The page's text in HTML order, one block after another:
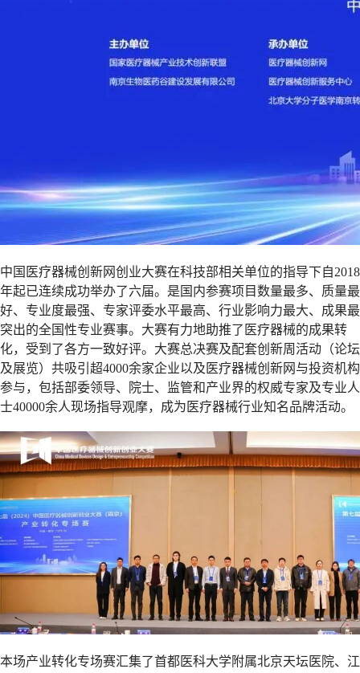
中国医疗器械创新网创业大赛在科技部相关单位的指导下自2018
年起已连续成功举办了六届。是国内参赛项目数量最多、质量最
好、专业度最强、专家评委水平最高、行业影响力最大、成果最
突出的全国性专业赛事。大赛有力地助推了医疗器械的成果转
化，受到了各方一致好评。大赛总决赛及配套创新周活动（论坛
及展览）共吸引超4000余家企业以及医疗器械创新网与投资机构
参与，包括部委领导、院士、监管和产业界的权威专家及专业人
士40000余人现场指导观摩，成为医疗器械行业知名品牌活动。
本场产业转化专场赛汇集了首都医科大学附属北京天坛医院、江